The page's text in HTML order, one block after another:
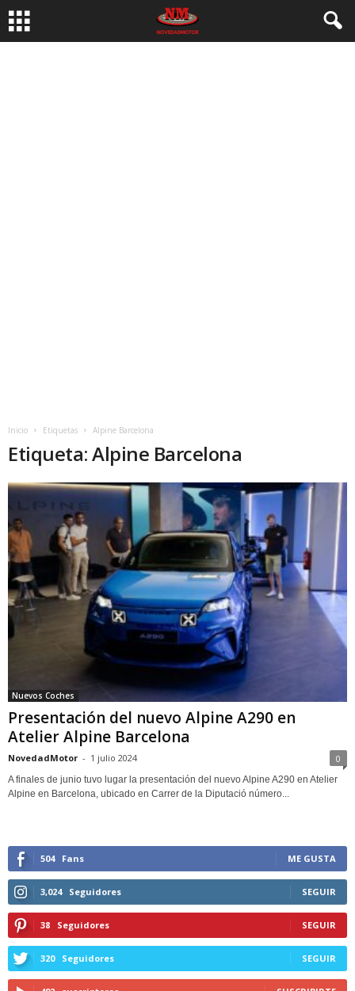
Inicio Etiquetas Alpine Barcelona
Etiqueta: Alpine Barcelona
Nuevos Coches
Presentación del nuevo Alpine A290 en
Atelier Alpine Barcelona
NovedadMotor - 1 julio 2024 0
A finales de junio tuvo lugar la presentación del nuevo Alpine A290 en Atelier
Alpine en Barcelona, ubicado en Carrer de la Diputació número...
504 Fans ME GUSTA
3,024 Seguidores SEGUIR
38 Seguidores SEGUIR
320 Seguidores SEGUIR